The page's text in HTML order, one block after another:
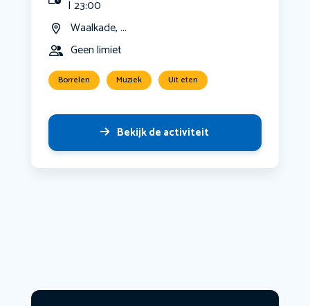
| 23:00
Waalkade, ...
Geen limiet
Borrelen Muziek Uit eten
Bekijk de activiteit